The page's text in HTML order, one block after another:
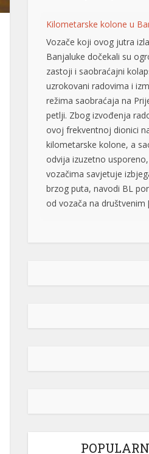
Kilometarske kolone u
Vozače koji ovog jutra
Banjaluke dočekali su
zastoji i saobraćajni
uzrokovani radovima i
režima saobraćaja na
petlji. Zbog izvođenja
ovoj frekventnoj dionici
kilometarske kolone, a
odvija izuzetno
vozačima savjetuje
brzog puta, navodi BL
od vozača na društvenim
dana stižu pljuskovi i
praćeni grmljavinom.